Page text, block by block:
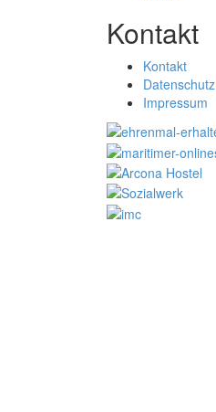
Kontakt
Kontakt
Datenschutz
Impressum